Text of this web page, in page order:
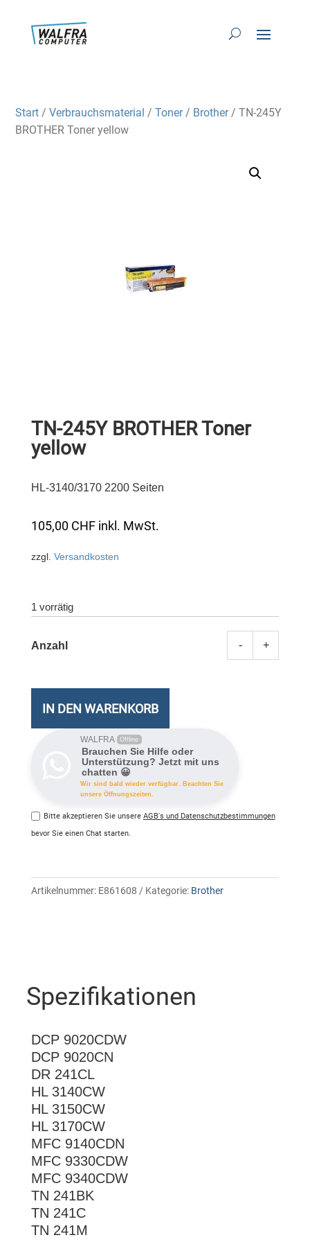
Start /Verbrauchsmaterial /Toner/ Brother/ TN-245Y
BROTHER Toner yellow
TN-245Y BROTHER Toner
yellow
HL-3140/3170 2200 Seiten
105,00 CHF inkl. MwSt.
zzgl. Versandkosten
1 vorrätig
- +
IN DEN WARENKORB
WALFRA Offline
Brauchen Sie Hilfe oder
Unterstützung? Jetzt mit uns
chatten 😀
Wir sind bald wieder verfügbar. Beachten Sie
unsere Öffnungszeiten.
Bitte akzeptieren Sie unsere AGB's und Datenschutzbestimmungen
bevor Sie einen Chat starten.
Artikelnummer: E861608 Kategorie: Brother
Spezifikationen
DCP 9020CDW
DCP 9020CN
DR 241CL
HL 3140CW
HL 3150CW
HL 3170CW
MFC 9140CDN
MFC 9330CDW
MFC 9340CDW
TN 241BK
TN 241C
TN 241M